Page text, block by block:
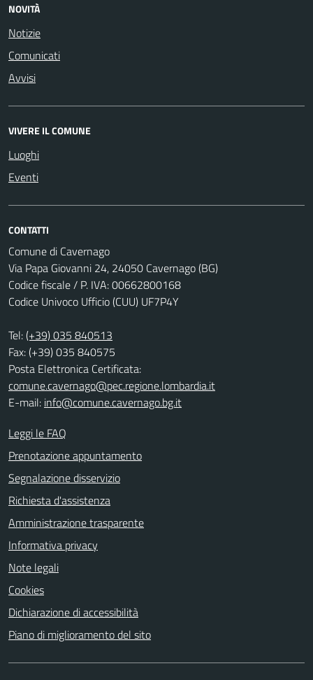
NOVITÀ
Notizie
Comunicati
Avvisi
VIVERE IL COMUNE
Luoghi
Eventi
CONTATTI
Comune di Cavernago
Via Papa Giovanni 24, 24050 Cavernago (BG)
Codice fiscale / P. IVA: 00662800168
Codice Univoco Ufficio (CUU) UF7P4Y
Tel:(+39) 035 840513
Fax: (+39) 035 840575
Posta Elettronica Certificata:
comune.cavernago@pec.regione.lombardia.it
E-mail: info@comune.cavernago.bg.it
Leggi le FAQ
Prenotazione appuntamento
Segnalazione disservizio
Richiesta d'assistenza
Amministrazione trasparente
Informativa privacy
Note legali
Cookies
Dichiarazione di accessibilità
Piano di miglioramento del sito